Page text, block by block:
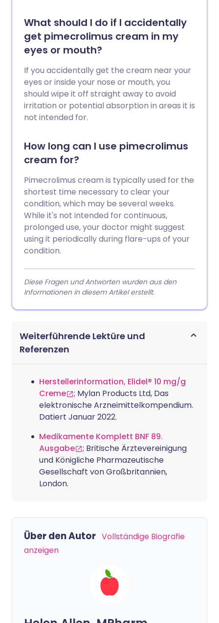
What should I do if I accidentally
get pimecrolimus cream in my
eyes or mouth?
If you accidentally get the cream near your
eyes or inside your nose or mouth, you
should wipe it off straight away to avoid
irritation or potential absorption in areas it is
not intended for.
How long can I use pimecrolimus
cream for?
Pimecrolimus cream is typically used for the
shortest time necessary to clear your
condition, which may be several weeks.
While it's not intended for continuous,
prolonged use, your doctor might suggest
using it periodically during flare-ups of your
condition.
Diese Fragen und Antworten wurden aus den
Informationen in diesem Artikel erstellt.
Weiterführende Lektüre und
Referenzen
Herstellerinformation, Elidel® 10 mg/g
Creme
; Mylan Products Ltd, Das
elektronische Arzneimittelkompendium.
Datiert Januar 2022.
Medikamente Komplett BNF 89.
Ausgabe
; Britische Ärztevereinigung
und Königliche Pharmazeutische
Gesellschaft von Großbritannien,
London.
Über den Autor Vollständige Biografie
anzeigen